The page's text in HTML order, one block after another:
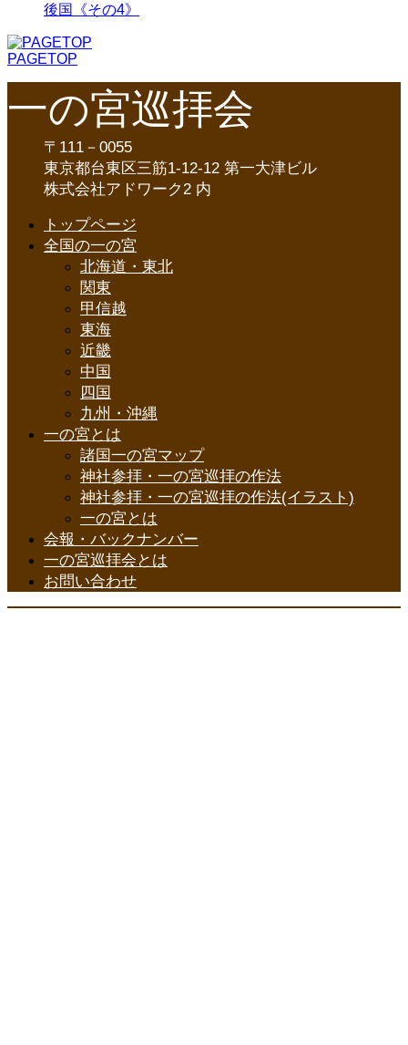
後国《その4》
PAGETOP
一の宮巡拝会
〒111－0055
東京都台東区三筋1-12-12 第一大津ビル
株式会社アドワーク2 内
トップページ
全国の一の宮
北海道・東北
関東
甲信越
東海
近畿
中国
四国
九州・沖縄
一の宮とは
諸国一の宮マップ
神社参拝・一の宮巡拝の作法
神社参拝・一の宮巡拝の作法(イラスト)
一の宮とは
会報・バックナンバー
一の宮巡拝会とは
お問い合わせ